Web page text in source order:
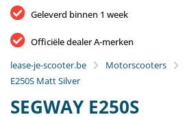
Geleverd binnen 1 week
Officiële dealer A-merken
lease-je-scooter.be
Motorscooters
E250S Matt Silver
SEGWAY E250S